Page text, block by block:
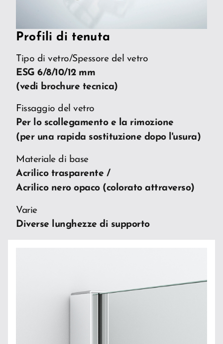
Profili di tenuta
Tipo di vetro/Spessore del vetro
ESG 6/8/10/12 mm
(vedi brochure tecnica)
Fissaggio del vetro
Per lo scollegamento e la rimozione
(per una rapida sostituzione dopo l'usura)
Materiale di base
Acrilico trasparente /
Acrilico nero opaco (colorato attraverso)
Varie
Diverse lunghezze di supporto